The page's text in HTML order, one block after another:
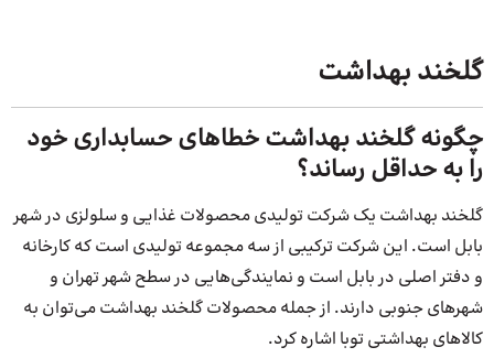
گلخند بهداشت
چگونه گلخند بهداشت خطاهای حسابداری خود
را به حداقل رساند؟
گلخند بهداشت یک شرکت تولیدی محصولات غذایی و سلولزی در شهر
بابل است. این شرکت ترکیبی از سه مجموعه تولیدی است که کارخانه
و دفتر اصلی در بابل است و نمایندگی‌هایی در سطح شهر تهران و
شهرهای جنوبی دارند. از جمله محصولات گلخند بهداشت می‌توان به
کالاهای بهداشتی توبا اشاره کرد.